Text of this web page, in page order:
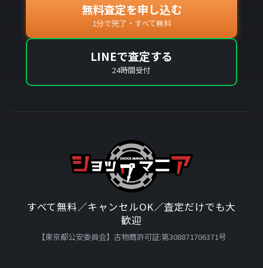
無料査定を申し込む
1分で完了・すべて無料
LINEで査定する
24時間受付
すべて無料／キャンセルOK／査定だけでも大
歓迎
【東京都公安委員会】古物商許可証:第308871706371号